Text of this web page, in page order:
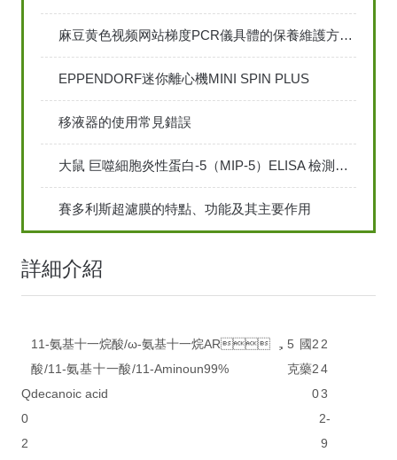
麻豆黄色视频网站梯度PCR儀具體的保養維護方法是怎樣的
EPPENDORF迷你離心機MINI SPIN PLUS
移液器的使用常見錯誤
大鼠 巨噬細胞炎性蛋白-5（MIP-5）ELISA 檢測試劑盒說明書
賽多利斯超濾膜的特點、功能及其主要作用
詳細介紹
Q
0
2
11-氨基十一烷酸/ω-氨基十一烷
酸/11-氨基十一酸/11-Aminoun
decanoic acid
AR，
99%
5
克
國
藥
2
2
0
2
4
3
2-
9